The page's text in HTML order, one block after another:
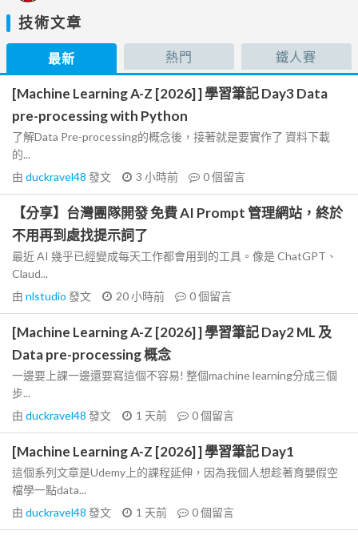
技術文章
最新 熱門 鐵人賽
[Machine Learning A-Z [2026] ] 學習筆記 Day3 Data
pre-processing with Python
了解Data Pre-processing的概念後，接著就是要實作了 資料下載
的...
由 duckravel48 發文 3 小時前 0個留言
【分享】台灣團隊開發 免費 AI Prompt 管理網站，終於
不用再到處找提示詞了
最近 AI 幾乎已經變成每天工作都會用到的工具。像是 ChatGPT、
Claud...
由 nlstudio 發文 20 小時前 0個留言
[Machine Learning A-Z [2026] ] 學習筆記 Day2 ML 及
Data pre-processing 概念
一邊要上課一邊還要寫這個不容易! 整個machine learning分成三個
步...
由 duckravel48 發文 1 天前 0個留言
[Machine Learning A-Z [2026] ] 學習筆記 Day1
這個系列文章是Udemy上的課程延伸，因為我個人想趁著育嬰假空
檔學一點data...
由 duckravel48 發文 1 天前 0個留言